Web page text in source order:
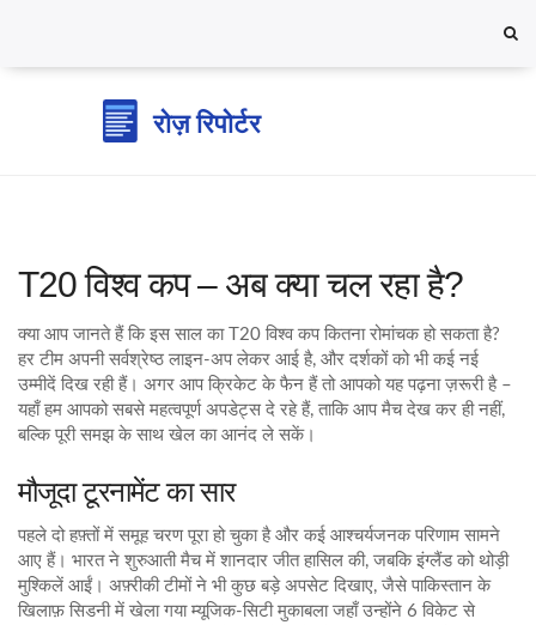
T20 विश्व कप – अब क्या चल रहा है?
क्या आप जानते हैं कि इस साल का T20 विश्व कप कितना रोमांचक हो सकता है?
हर टीम अपनी सर्वश्रेष्ठ लाइन‑अप लेकर आई है, और दर्शकों को भी कई नई
उम्मीदें दिख रही हैं। अगर आप क्रिकेट के फैन हैं तो आपको यह पढ़ना ज़रूरी है –
यहाँ हम आपको सबसे महत्वपूर्ण अपडेट्स दे रहे हैं, ताकि आप मैच देख कर ही नहीं,
बल्कि पूरी समझ के साथ खेल का आनंद ले सकें।
मौजूदा टूरनामेंट का सार
पहले दो हफ़्तों में समूह चरण पूरा हो चुका है और कई आश्चर्यजनक परिणाम सामने
आए हैं। भारत ने शुरुआती मैच में शानदार जीत हासिल की, जबकि इंग्लैंड को थोड़ी
मुश्किलें आईं। अफ़्रीकी टीमों ने भी कुछ बड़े अपसेट दिखाए, जैसे पाकिस्तान के
खिलाफ़ सिडनी में खेला गया म्यूजिक‑सिटी मुकाबला जहाँ उन्होंने 6 विकेट से